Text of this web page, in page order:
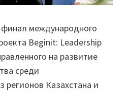
международного
Beginit: Leadership
на развитие
среди
регионов Казахстана и